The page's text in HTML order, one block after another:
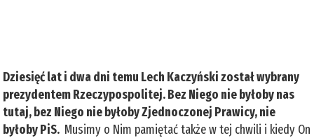
Dziesięć lat i dwa dni temu Lech Kaczyński został wybrany
prezydentem Rzeczypospolitej. Bez Niego nie byłoby nas
tutaj, bez Niego nie byłoby Zjednoczonej Prawicy, nie
byłoby PiS. Musimy o Nim pamiętać także w tej chwili i kiedy On